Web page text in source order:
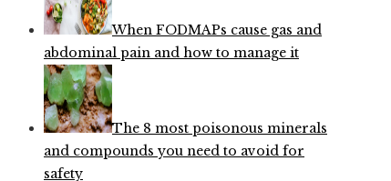
When FODMAPs cause gas and
abdominal pain and how to manage it
The 8 most poisonous minerals
and compounds you need to avoid for
safety